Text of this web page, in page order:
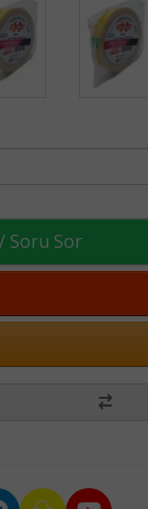
Soru Sor